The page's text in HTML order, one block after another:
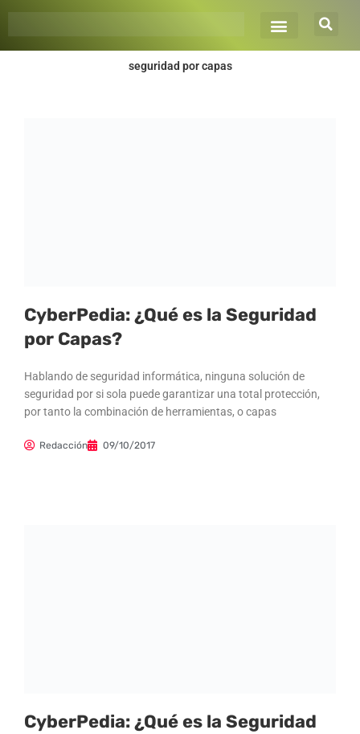
seguridad por capas
CyberPedia: ¿Qué es la Seguridad
por Capas?
Hablando de seguridad informática, ninguna solución de
seguridad por si sola puede garantizar una total protección,
por tanto la combinación de herramientas, o capas
Redacción 09/10/2017
CyberPedia: ¿Qué es la Seguridad